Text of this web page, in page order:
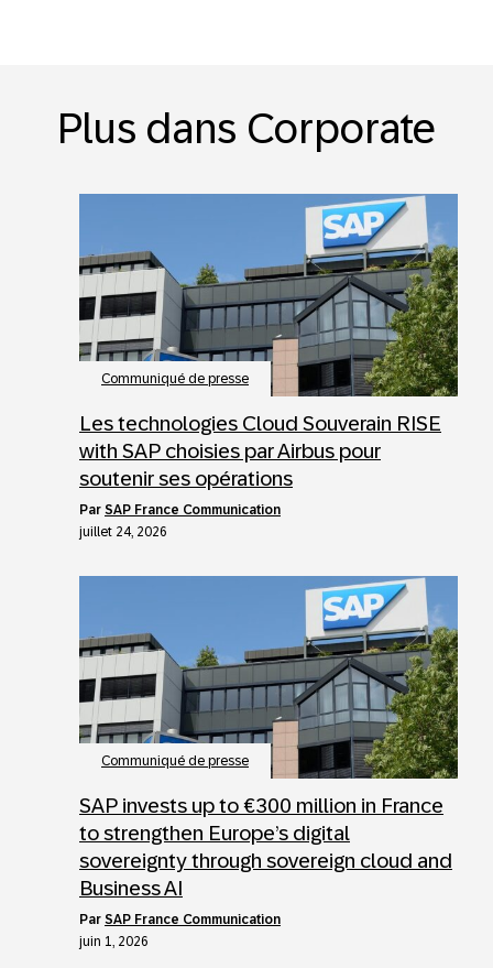
Plus dans Corporate
Communiqué de presse
Les technologies Cloud Souverain RISE
with SAP choisies par Airbus pour
soutenir ses opérations
par SAP France Communication
juillet 24, 2026
Communiqué de presse
SAP invests up to €300 million in France
to strengthen Europe’s digital
sovereignty through sovereign cloud and
Business AI
par SAP France Communication
juin 1, 2026